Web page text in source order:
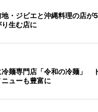
地・ジビエと沖縄料理の店
生む店に
冷麺専門店「令和の冷麺」
ューも豊富に